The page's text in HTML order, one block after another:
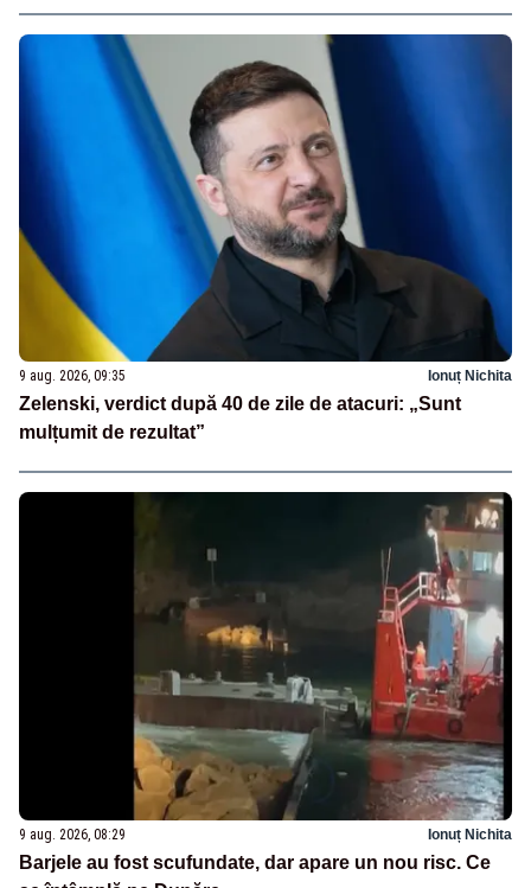
9 aug. 2026, 09:35 Ionuț Nichita
Zelenski, verdict după 40 de zile de atacuri: „Sunt
mulțumit de rezultat”
9 aug. 2026, 08:29 Ionuț Nichita
Barjele au fost scufundate, dar apare un nou risc. Ce